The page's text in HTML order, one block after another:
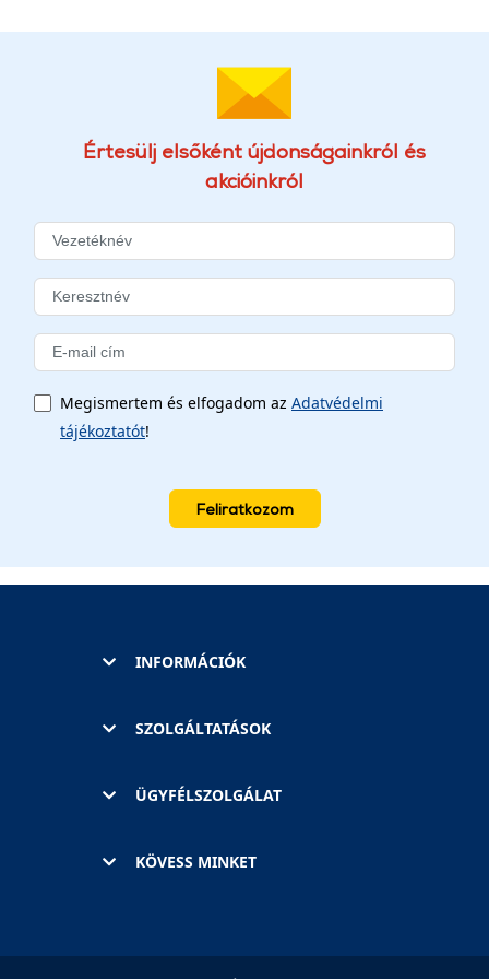
Értesülj elsőként újdonságainkról és
akcióinkról
Megismertem és elfogadom az Adatvédelmi
tájékoztatót!
Feliratkozom
INFORMÁCIÓK
SZOLGÁLTATÁSOK
ÜGYFÉLSZOLGÁLAT
KÖVESS MINKET